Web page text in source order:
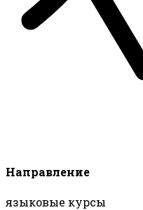
Направление
языковые курсы